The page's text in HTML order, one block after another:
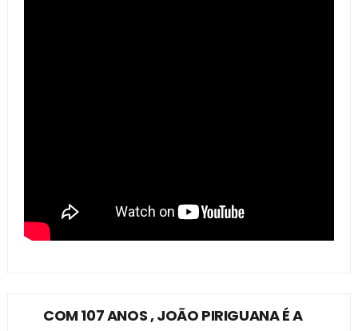
COM 107 ANOS , JOÃO PIRIGUANA É A